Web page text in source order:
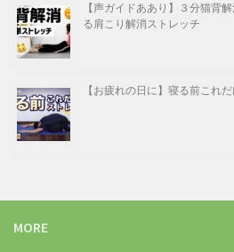
【声ガイドああり】３分猫背
る肩こり解消ストレッチ
【お疲れの日に】寝る前これ
MORE